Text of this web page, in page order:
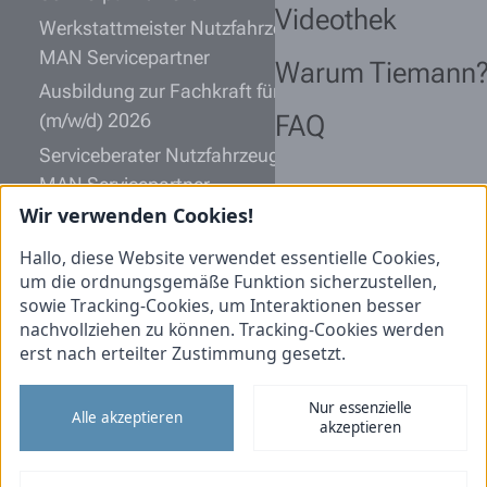
Videothek
Warum
FAQ
Werkstattmeister Nutzfahrzeugtechnik (m/w/d)
MAN Servicepartner
Ausbildung zur Fachkraft für Lagerlogistik
(m/w/d) 2026
Serviceberater Nutzfahrzeugtechnik (m/w/d)
MAN Servicepartner
Kfz-Mechatroniker Nutzfahrzeugtechnik (m/w/d)
MAN Servicepartner
Informationen
Initiativbewerbung
Datenschutz
Wir verwenden Cookies!
Hallo, diese Website verwendet essentielle Cookies,
um die ordnungsgemäße Funktion sicherzustellen,
sowie Tracking-Cookies, um Interaktionen besser
nachvollziehen zu können. Tracking-Cookies werden
erst nach erteilter Zustimmung gesetzt.
Alle akzeptieren
Nur essenzielle
akzeptieren